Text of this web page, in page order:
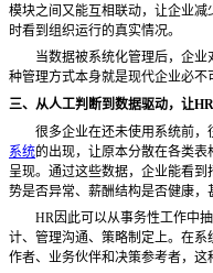
模块之间又能互相联动，让企业
时看到组织运行的真实情况。
当数据被系统化管理后，企业
种管理方式本身就是现代企业必不
三、从人工判断到数据驱动，让
很多企业在还未使用系统前，
系统的出现，让原本分散在各类
呈现。通过这些数据，企业能看
势是否异常、薪酬结构是否健康，
HR因此可以从事务性工作中抽
计、管理沟通、策略制定上。在
作者、业务伙伴和决策参考者，这